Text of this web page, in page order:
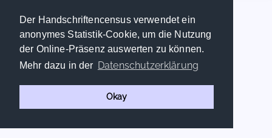
Der Handschriftencensus verwendet ein
anonymes Statistik-Cookie, um die Nutzung
der Online-Präsenz auswerten zu können.
Mehr dazu in der Datenschutzerklärung
Okay